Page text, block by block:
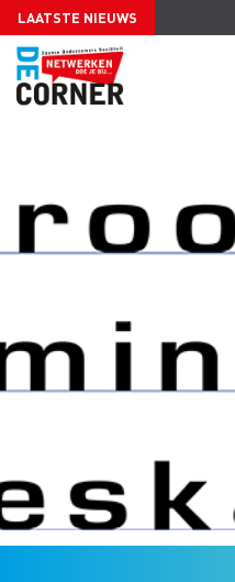
LAATSTE NIEUWS